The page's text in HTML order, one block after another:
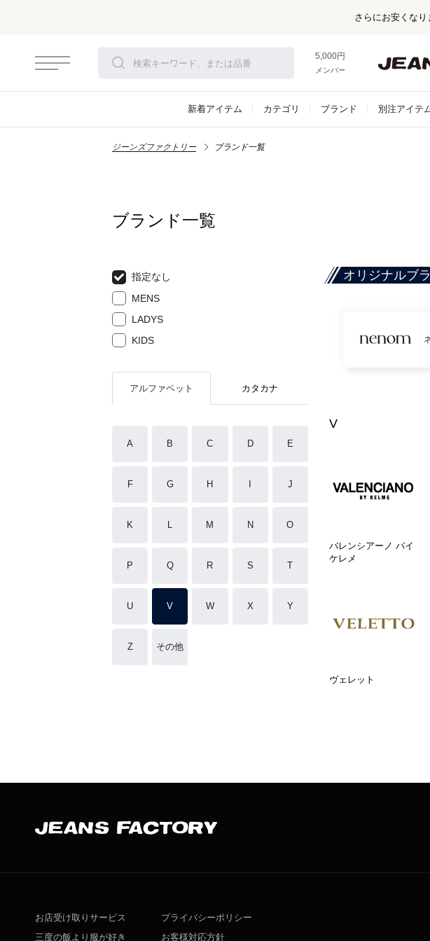
さらにお安くなり
5,000円以上お買い上げで送料
メンバー登録でお得な情報をゲ
新着アイテム カテゴリ ブランド 別注アイテ
ジーンズファクトリー ブランド一覧
ブランド一覧
指定なし
MENS
LADYS
KIDS
アルファベット カタカナ
A B C D E
F G H J
K L M N O
P Q R S T
U V W X Y
Z その他
オリジナルブ
V
バレンシアーノ バイ
ケレメ
ヴェレット
お店受け取りサービス
三度の飯より服が好き
プライバシーポリシー
お客様対応方針